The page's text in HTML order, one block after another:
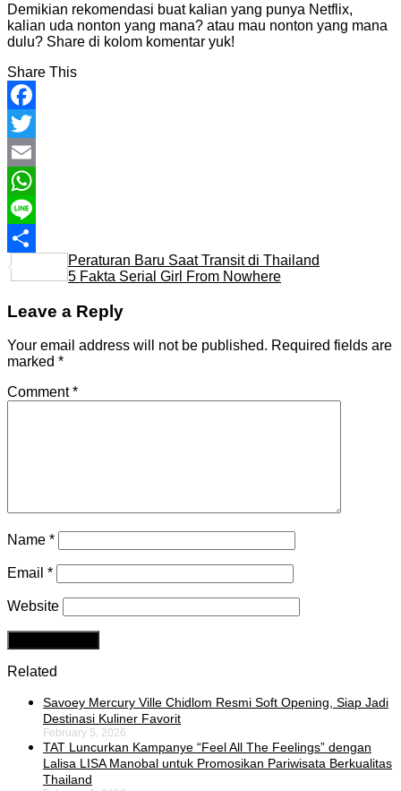
Demikian rekomendasi buat kalian yang punya Netflix,
kalian uda nonton yang mana? atau mau nonton yang mana
dulu? Share di kolom komentar yuk!
Share This
Facebook
Twitter
Email
WhatsApp
Line
Share
Peraturan Baru Saat Transit di Thailand
5 Fakta Serial Girl From Nowhere
Leave a Reply
Your email address will not be published. Required fields are
marked *
Comment*
Name *
Email *
Website
Related
Savoey Mercury Ville Chidlom Resmi Soft Opening, Siap Jadi
Destinasi Kuliner Favorit
February 5, 2026
TAT Luncurkan Kampanye “Feel All The Feelings” dengan
Lalisa LISA Manobal untuk Promosikan Pariwisata Berkualitas
Thailand